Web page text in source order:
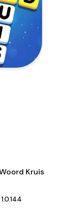
Kruis
1.0.144